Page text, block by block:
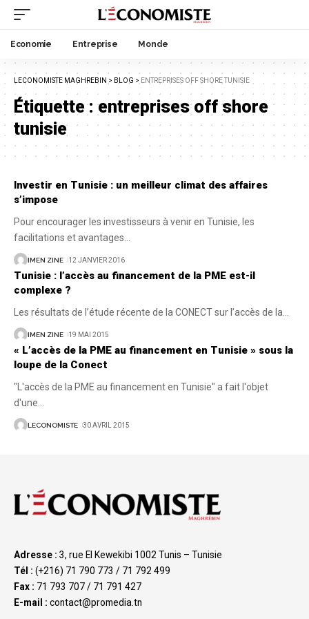
Economie Entreprise Monde
LECONOMISTE MAGHREBIN > BLOG > ENTREPRISES OFF SHORE TUNISIE
Étiquette :entreprises off shore
tunisie
Investir en Tunisie : un meilleur climat des affaires
s’impose
Pour encourager les investisseurs à venir en Tunisie, les
facilitations et avantages
IMEN ZINE 12 JANVIER 2016
Tunisie : l’accès au financement de la PME est-il
complexe ?
Les résultats de l’étude récente de la CONECT sur l’accès de la
IMEN ZINE 19 MAI 2015
« L’accès de la PME au financement en Tunisie » sous la
loupe de la Conect
"L'accès de la PME au financement en Tunisie" a fait l'objet
d'une
LECONOMISTE 30 AVRIL 2015
Adresse : 3, rue El Kewekibi 1002 Tunis – Tunisie
Tél : (+216) 71 790 773 / 71 792 499
Fax : 71 793 707 / 71 791 427
E-mail : contact@promedia.tn